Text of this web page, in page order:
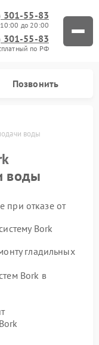
301-55-83
10:00 до 20:00
301-55-83
по РФ
Позвонить
воды
воды
при отказе от
Bork
гладильных
Bork в